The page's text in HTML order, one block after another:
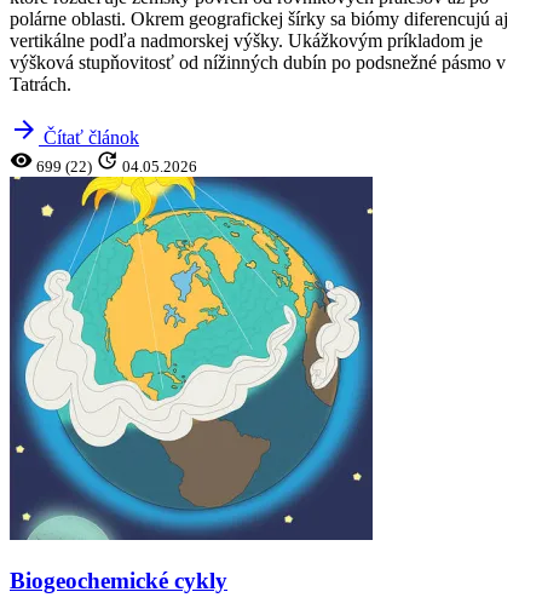
polárne oblasti. Okrem geografickej šírky sa biómy diferencujú aj
vertikálne podľa nadmorskej výšky. Ukážkovým príkladom je
výšková stupňovitosť od nížinných dubín po podsnežné pásmo v
Tatrách.
arrow_forward Čítať článok
visibility 699 (22) update 04.05.2026
Biogeochemické cykly